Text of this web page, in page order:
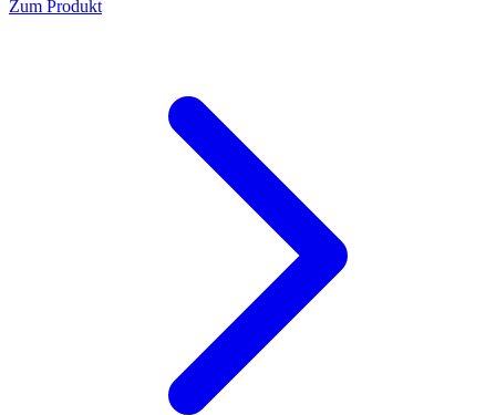
Zum Produkt